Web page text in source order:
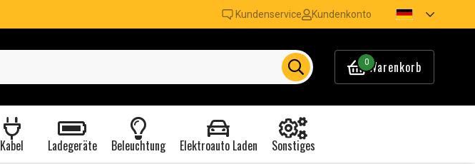
Kundenservice Kundenkonto
0Warenkorb
Kabel Ladegeräte Beleuchtung Elektroauto Laden Sonstiges